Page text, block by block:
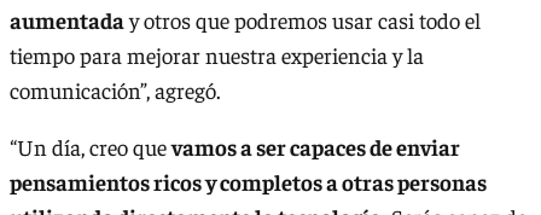
aumentaday otros que podremos usar casi todo el
tiempo para mejorar nuestra experiencia y la
comunicación”, agregó.
“Un día, creo quevamos a ser capaces de enviar
pensamientos ricos y completos a otras personas